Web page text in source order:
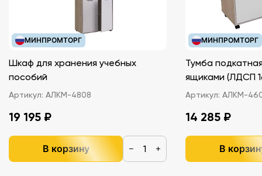
МИНПРОМТОРГ
Шкаф для хранения учебных
пособий
Артикул: АЛКМ-4808
19 195 ₽
В корзину − +
МИНПРОМТОРГ
Тумба
ящиками
Артикул: АЛКМ-
14 285 ₽
В